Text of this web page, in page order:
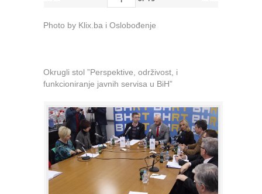
Photo by Klix.ba i Oslobođenje
Okrugli stol ”Perspektive, održivost, i
funkcioniranje javnih servisa u BiH”